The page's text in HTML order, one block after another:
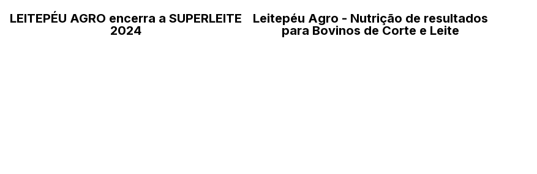
LEITEPÉU AGRO encerra a SUPERLEITE
2024
Leitepéu Agro - Nutrição de resultados
para Bovinos de Corte e Leite